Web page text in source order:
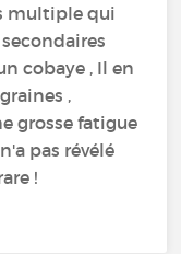
multiple qui
cobaye , Il en
,
grosse fatigue
pas révélé
!